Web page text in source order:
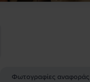
Φωτογραφίες αναφοράς